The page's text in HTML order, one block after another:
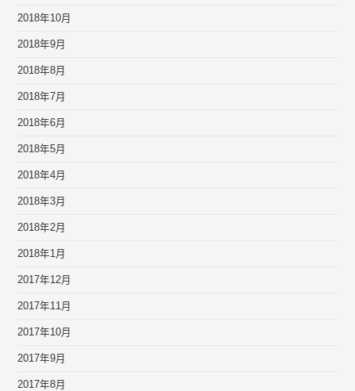
2018年10月
2018年9月
2018年8月
2018年7月
2018年6月
2018年5月
2018年4月
2018年3月
2018年2月
2018年1月
2017年12月
2017年11月
2017年10月
2017年9月
2017年8月